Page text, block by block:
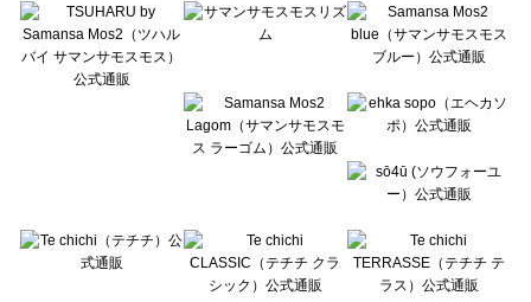
Lugnoncure（ルノンキュール）のオールインワン一覧
BETTY'S BLUE（べティーズブルー）のオールインワン一覧
Wpc.（ワールドパーティー）のオールインワン一覧